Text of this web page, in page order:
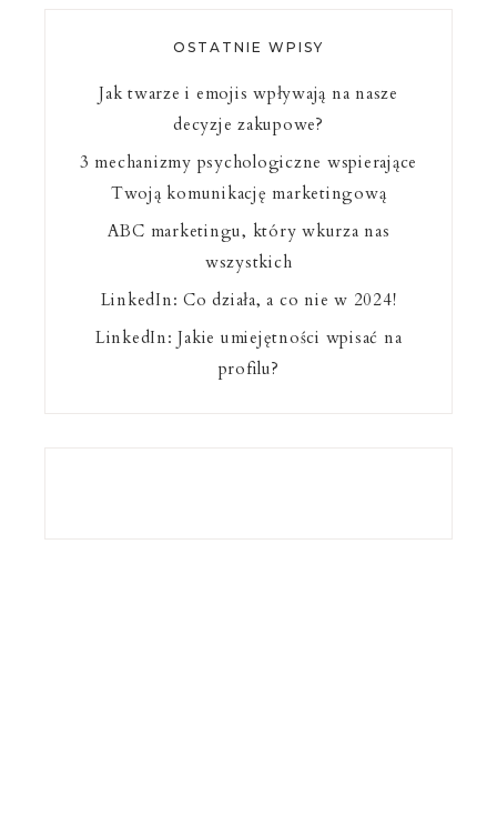
OSTATNIE WPISY
Jak twarze i emojis wpływają na nasze
decyzje zakupowe?
3 mechanizmy psychologiczne wspierające
Twoją komunikację marketingową
ABC marketingu, który wkurza nas
wszystkich
LinkedIn: Co działa, a co nie w 2024!
LinkedIn: Jakie umiejętności wpisać na
profilu?